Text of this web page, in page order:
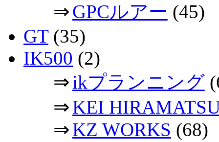
⇒GPCルアー (45)
GT(35)
IK500 (2)
⇒ikプランニング
⇒KEI
⇒KZ WORKS (68)